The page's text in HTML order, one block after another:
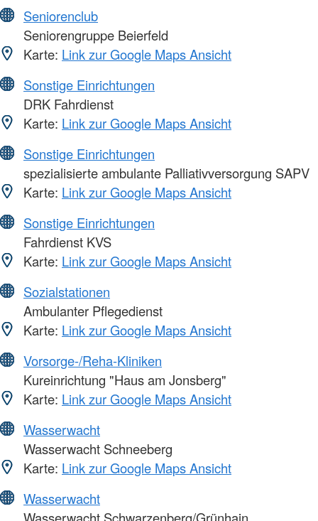
Seniorenclub
Seniorengruppe Beierfeld
Karte: Link zur Google Maps Ansicht
Sonstige Einrichtungen
DRK Fahrdienst
Karte: Link zur Google Maps Ansicht
Sonstige Einrichtungen
spezialisierte ambulante Palliativversorgung SAPV
Karte: Link zur Google Maps Ansicht
Sonstige Einrichtungen
Fahrdienst KVS
Karte: Link zur Google Maps Ansicht
Sozialstationen
Ambulanter Pflegedienst
Karte: Link zur Google Maps Ansicht
Vorsorge-/Reha-Kliniken
Kureinrichtung "Haus am Jonsberg"
Karte: Link zur Google Maps Ansicht
Wasserwacht
Wasserwacht Schneeberg
Karte: Link zur Google Maps Ansicht
Wasserwacht